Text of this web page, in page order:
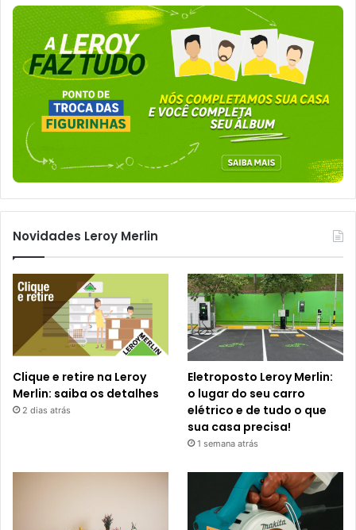
Novidades Leroy Merlin
Clique e retire na Leroy
Merlin: saiba os detalhes
2 dias atrás
Eletroposto Leroy Merlin:
o lugar do seu carro
elétrico e de tudo o que
sua casa precisa!
1 semana atrás